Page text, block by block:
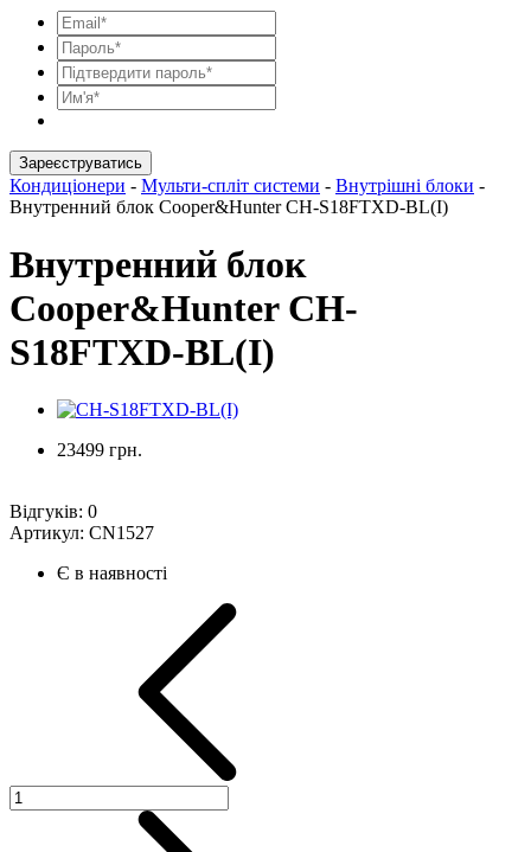
Зареєструватись
Кондиціонери - Мульти-спліт системи - Внутрішні блоки -
Внутренний блок Cooper&Hunter CH-S18FTXD-BL(I)
Внутренний блок
Cooper&Hunter CH-
S18FTXD-BL(I)
23499 грн.
Відгуків: 0
Артикул: CN1527
Є в наявності